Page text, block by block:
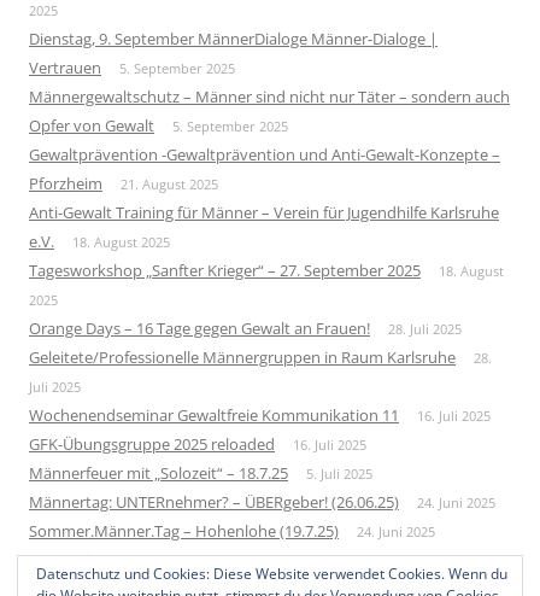
2025
Dienstag, 9. September MännerDialoge Männer-Dialoge |
Vertrauen
5. September 2025
Männergewaltschutz – Männer sind nicht nur Täter – sondern auch
Opfer von Gewalt
5. September 2025
Gewaltprävention -Gewaltprävention und Anti-Gewalt-Konzepte –
Pforzheim
21. August 2025
Anti-Gewalt Training für Männer – Verein für Jugendhilfe Karlsruhe
e.V.
18. August 2025
Tagesworkshop „Sanfter Krieger“ – 27. September 2025
18. August
2025
Orange Days – 16 Tage gegen Gewalt an Frauen! 28. Juli 2025
Geleitete/Professionelle Männergruppen in Raum Karlsruhe
28.
Juli 2025
Wochenendseminar Gewaltfreie Kommunikation 11 16. Juli 2025
GFK-Übungsgruppe 2025 reloaded 16. Juli 2025
Männerfeuer mit „Solozeit“ – 18.7.25 5. Juli 2025
Männertag: UNTERnehmer? – ÜBERgeber! (26.06.25) 24. Juni 2025
Sommer.Männer.Tag – Hohenlohe (19.7.25) 24. Juni 2025
Neue Männergruppe – Startup 2026 1. Juni 2025
Bundesweites Männertreffen 2025 10. Mai 2025
Datenschutz und Cookies: Diese Website verwendet Cookies. Wenn du